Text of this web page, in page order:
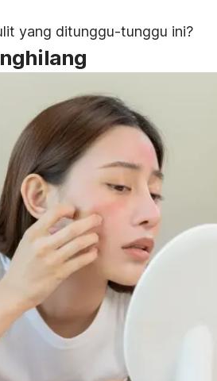
yang ditunggu-tunggu ini?